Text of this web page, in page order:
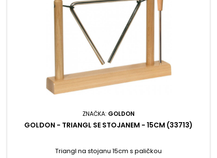
ZNAČKA: GOLDON
GOLDON - TRIANGL SE STOJANEM - 15CM (33713)
Triangl na stojanu 15cm s paličkou